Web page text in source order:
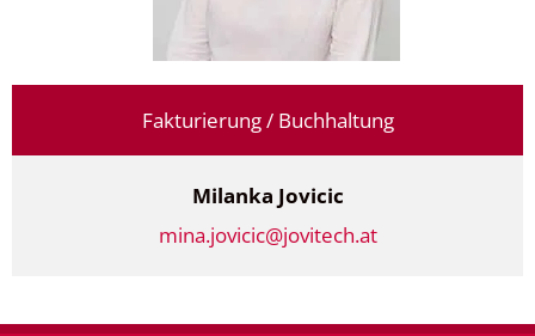
Fakturierung / Buchhaltung
Milanka Jovicic
mina.jovicic@jovitech.at